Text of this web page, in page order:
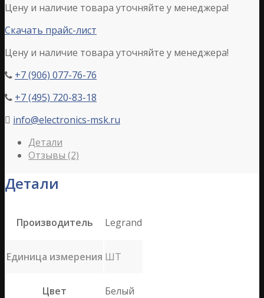
Цену и наличие товара уточняйте у менеджера!
Скачать прайс-лист
Цену и наличие товара уточняйте у менеджера!
 +7 (906) 077-76-76
 +7 (495) 720-83-18
 info@electronics-msk.ru
Детали
Отзывы (2)
Детали
Производитель Legrand
Единица измерения ШТ
Цвет Белый